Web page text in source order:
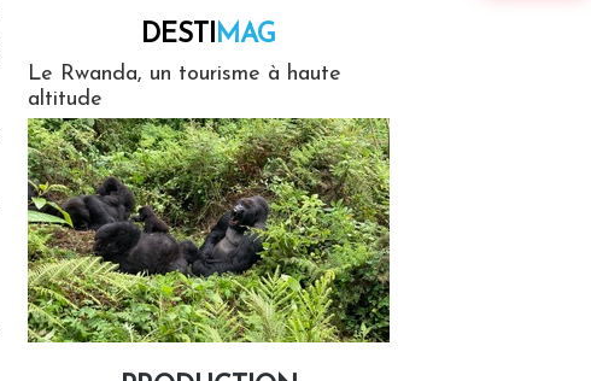
DESTIMAG
Le Rwanda, un tourisme à haute
altitude